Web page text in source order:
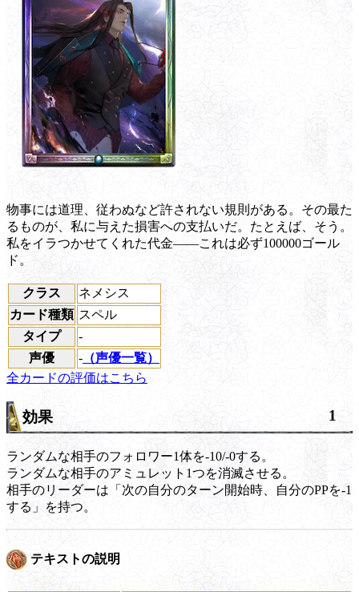
物事には道理、従わぬなど許されない規則がある。その最た
るものが、私に与えた損害への支払いだ。たとえば、そう。
私をイラつかせてくれた代金――これは必ず100000ゴール
ド。
クラス
ネメシス
カード種類 スペル
タイプ
-
声優
- （声優一覧）
全カードの評価はこちら
効果 1
ランダムな相手のフォロワー1体を-10/-0する。
ランダムな相手のアミュレット1つを消滅させる。
相手のリーダーは「次の自分のターン開始時、自分のPPを-1
する」を持つ。
テキストの説明